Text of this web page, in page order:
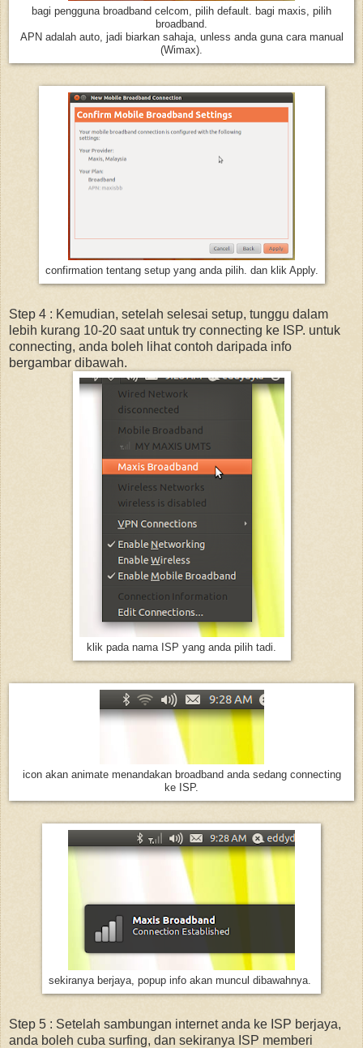
bagi pengguna broadband celcom, pilih default. bagi maxis, pilih
broadband.
APN adalah auto, jadi biarkan sahaja, unless anda guna cara manual
(Wimax).
confirmation tentang setup yang anda pilih. dan klik Apply.
Step 4 : Kemudian, setelah selesai setup, tunggu dalam
lebih kurang 10-20 saat untuk try connecting ke ISP. untuk
connecting, anda boleh lihat contoh daripada info
bergambar dibawah.
klik pada nama ISP yang anda pilih tadi.
icon akan animate menandakan broadband anda sedang connecting
ke ISP.
sekiranya berjaya, popup info akan muncul dibawahnya.
Step 5 : Setelah sambungan internet anda ke ISP berjaya,
anda boleh cuba surfing, dan sekiranya ISP memberi